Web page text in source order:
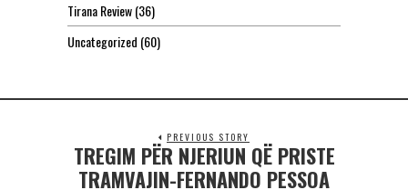
Tirana Review(36)
Uncategorized (60)
PREVIOUS STORY
TREGIM PËR NJERIUN QË PRISTE
TRAMVAJIN-FERNANDO PESSOA